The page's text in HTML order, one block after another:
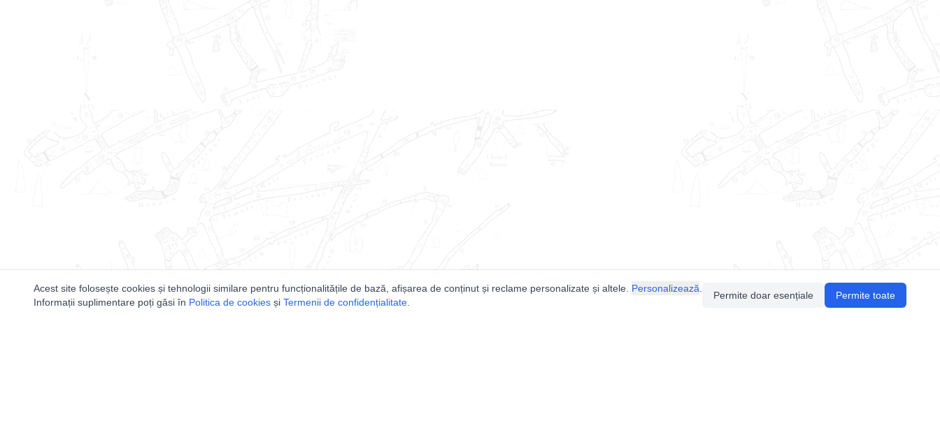
Acest site folosește cookies și tehnologii similare pentru funcționalitățile de bază, afișarea de conținut și reclame personalizate și altele. Personalizează
Informații suplimentare poți găsi în Politica de cookies și Termenii de confidențialitate
Permite doar esențiale Permite toate